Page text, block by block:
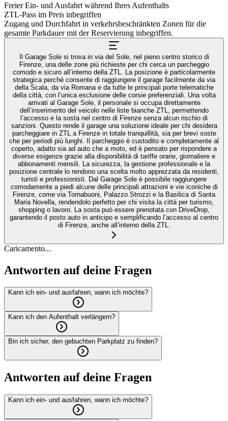
Freier Ein- und Ausfahrt während Ihres Aufenthalts
ZTL-Pass im Preis inbegriffen
Zugang und Durchfahrt in verkehrsbeschränkten Zonen für die
gesamte Parkdauer mit der Reservierung inbegriffen.
Il Garage Sole si trova in via del Sole, nel pieno centro storico di
Firenze, una delle zone più richieste per chi cerca un parcheggio
comodo e sicuro all’interno della ZTL. La posizione è particolarmente
strategica perché consente di raggiungere il garage facilmente da via
della Scala, da via Romana e da tutte le principali porte telematiche
della città, con l’unica esclusione delle corsie preferenziali. Una volta
arrivati al Garage Sole, il personale si occupa direttamente
dell’inserimento del veicolo nelle liste bianche ZTL, permettendo
l’accesso e la sosta nel centro di Firenze senza alcun rischio di
sanzioni. Questo rende il garage una soluzione ideale per chi desidera
parcheggiare in ZTL a Firenze in totale tranquillità, sia per brevi soste
che per periodi più lunghi. Il parcheggio è custodito e completamente al
coperto, adatto sia ad auto che a moto, ed è pensato per rispondere a
diverse esigenze grazie alla disponibilità di tariffe orarie, giornaliere e
abbonamenti mensili. La sicurezza, la gestione professionale e la
posizione centrale lo rendono una scelta molto apprezzata da residenti,
turisti e professionisti. Dal Garage Sole è possibile raggiungere
comodamente a piedi alcune delle principali attrazioni e vie iconiche di
Firenze, come via Tornabuoni, Palazzo Strozzi e la Basilica di Santa
Maria Novella, rendendolo perfetto per chi visita la città per turismo,
shopping o lavoro. La sosta può essere prenotata con DriveDrop,
garantendo il posto auto in anticipo e semplificando l’accesso al centro
di Firenze, anche all’interno della ZTL.
Caricamento...
Antworten auf deine Fragen
Kann ich ein- und ausfahren, wann ich möchte?
Kann ich den Aufenthalt verlängern?
Bin ich sicher, den gebuchten Parkplatz zu finden?
Antworten auf deine Fragen
Kann ich ein- und ausfahren, wann ich möchte?